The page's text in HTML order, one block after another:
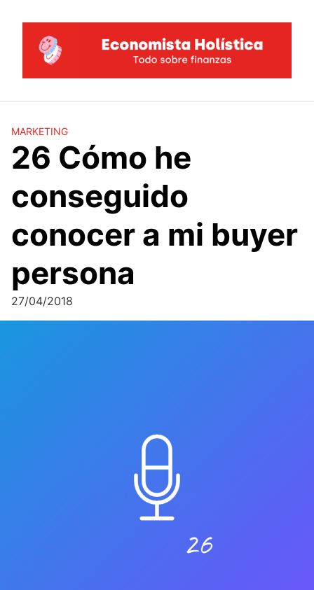
contenido
MARKETING
26 Cómo he
conseguido
conocer a mi buyer
persona
27/04/2018